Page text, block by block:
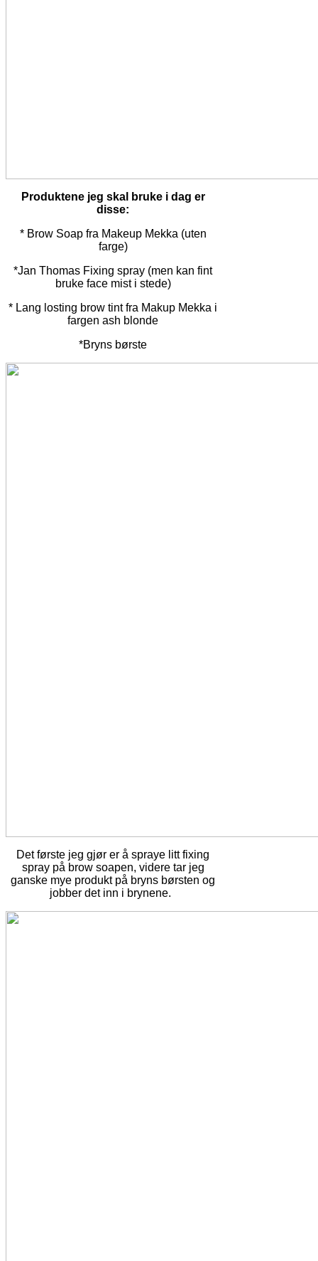
Produktene jeg skal bruke i dag er
disse:
* Brow Soap fra Makeup Mekka (uten
farge)
*Jan Thomas Fixing spray (men kan fint
bruke face mist i stede)
* Lang losting brow tint fra Makup Mekka i
fargen ash blonde
*Bryns børste
Det første jeg gjør er å spraye litt fixing
spray på brow soapen, videre tar jeg
ganske mye produkt på bryns børsten og
jobber det inn i brynene.